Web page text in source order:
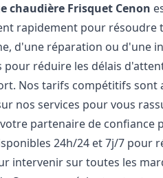
chaudière Frisquet Cenon
rapidement pour résoudre
d'une réparation ou d'une
pour réduire les délais
Nos tarifs compétitifs sont
nos services pour vous
partenaire de confiance
24h/24 et 7j/7 pour
intervenir sur toutes les